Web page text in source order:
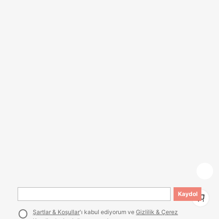
Kaydol
Şartlar & Koşullar'ı kabul ediyorum veGizlilik & Çerez